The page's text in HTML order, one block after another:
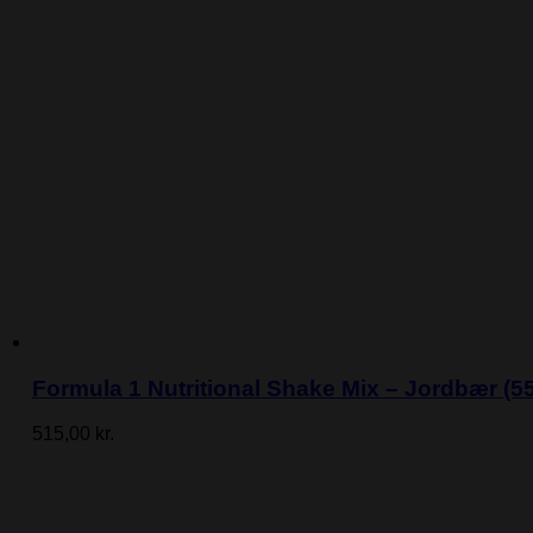
Formula 1 Nutritional Shake Mix – Jordbær
515,00 kr.